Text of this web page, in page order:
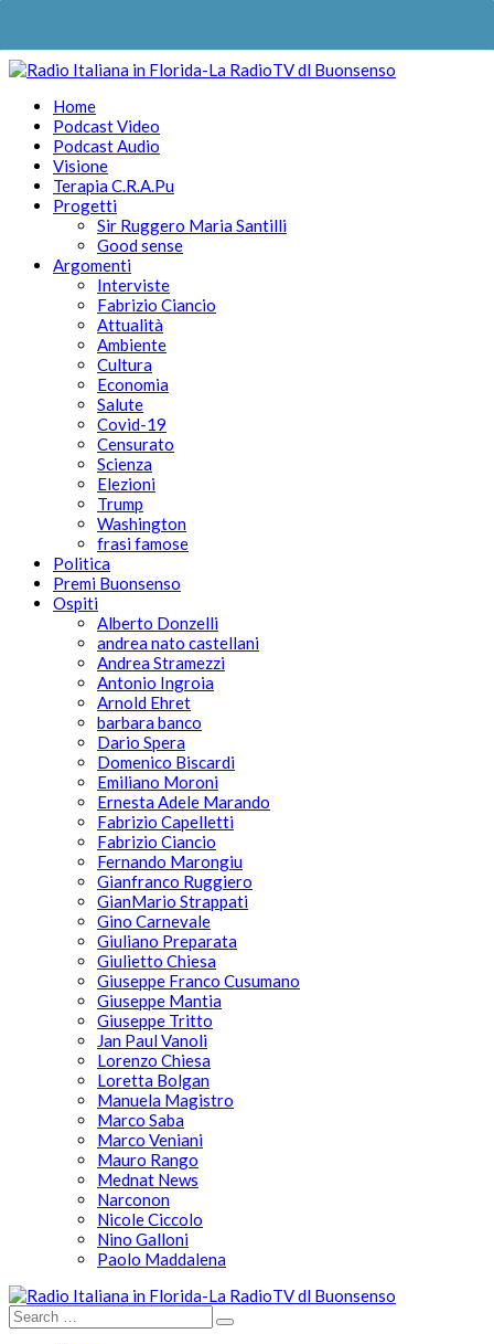
Home
Podcast Video
Podcast Audio
Visione
Terapia C.R.A.Pu
Progetti
Sir Ruggero Maria Santilli
Good sense
Argomenti
Interviste
Fabrizio Ciancio
Attualità
Ambiente
Cultura
Economia
Salute
Covid-19
Censurato
Scienza
Elezioni
Trump
Washington
frasi famose
Politica
Premi Buonsenso
Ospiti
Alberto Donzelli
andrea nato castellani
Andrea Stramezzi
Antonio Ingroia
Arnold Ehret
barbara banco
Dario Spera
Domenico Biscardi
Emiliano Moroni
Ernesta Adele Marando
Fabrizio Capelletti
Fabrizio Ciancio
Fernando Marongiu
Gianfranco Ruggiero
GianMario Strappati
Gino Carnevale
Giuliano Preparata
Giulietto Chiesa
Giuseppe Franco Cusumano
Giuseppe Mantia
Giuseppe Tritto
Jan Paul Vanoli
Lorenzo Chiesa
Loretta Bolgan
Manuela Magistro
Marco Saba
Marco Veniani
Mauro Rango
Mednat News
Narconon
Nicole Ciccolo
Nino Galloni
Paolo Maddalena